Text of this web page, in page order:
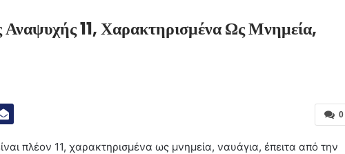
Αναψυχής 11, Χαρακτηρισμένα Ως Μνημεία,
0
πλέον 11, χαρακτηρισμένα ως μνημεία, ναυάγια, έπειτα από την